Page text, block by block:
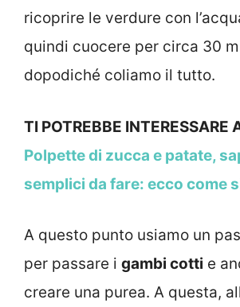
ricoprire le verdure con
quindi cuocere per circa 30
dopodiché coliamo il tutto.
TI POTREBBE INTERESSARE
Polpette di zucca e patate,
semplici da fare: ecco come
A questo punto usiamo un
per passare i gambi cotti e
creare una purea. A questa,